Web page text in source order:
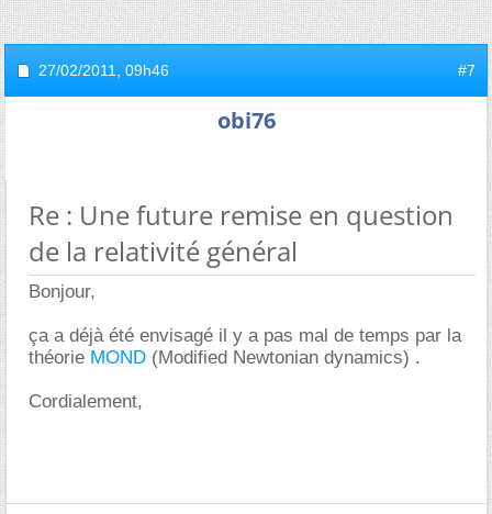
27/02/2011, 09h46 #7
obi76
Re : Une future remise en question
de la relativité général
Bonjour,
ça a déjà été envisagé il y a pas mal de temps par la
théorie MOND (Modified Newtonian dynamics) .
Cordialement,